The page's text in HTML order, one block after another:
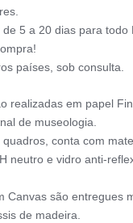
5 a 20 dias para todo
países, sob consulta.
realizadas em papel
de museologia.
conta com
neutro e vidro anti-
Canvas são entregues
de madeira.